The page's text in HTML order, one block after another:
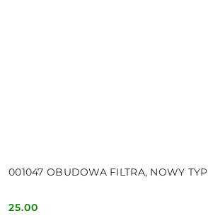
001047 OBUDOWA FILTRA, NOWY TYP
Cena:
25.00